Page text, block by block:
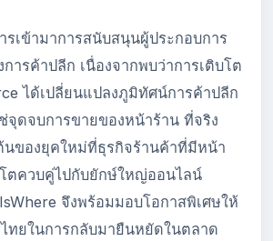
รเข้ามาการสนับสนุนผู้ประกอบการ
ารค้าปลีก เนื่องจากพบว่าการเติบโต
ได้เปลี่ยนแปลงภูมิทัศน์การค้าปลีก
จุดจบการขายของหน้าร้าน ที่จริง
นของยุคใหม่ที่ธุรกิจร้านค้าที่มีหน้า
ตควบคู่ไปกับยักษ์ใหญ่ออนไลน์
จึงพร้อมมอบโอกาสพิเศษให้
ทยในการกลับมายืนหยัดในตลาด